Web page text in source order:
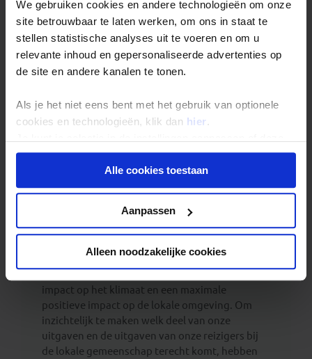
We gebruiken cookies en andere technologieën om onze
site betrouwbaar te laten werken, om ons in staat te
stellen statistische analyses uit te voeren en om u
relevante inhoud en gepersonaliseerde advertenties op
de site en andere kanalen te tonen.
Als je het niet eens bent met het gebruik van optionele
cookies en technologieën, klik dan hier .
onder aan de pagina op elk gewenst moment voor de
toekomst wijzigen.Alle cookies toestaan
Aanpassen
Alleen noodzakelijke cookies
Je vliegt vandaag naarBishkek, de hoofdstad van
je definitieve vluchtschema land je in de loop van de
chauffeur op je te wachten om je naar het eerste
Local Impact Score
impact op het klimaat en een maximale
positieve impact op de lokale omgeving. Om
inzichtelijk te maken welk deel van onze
uitgaven en de uitgaven van onze reizigers bij
de lokale gemeenschap terecht komt, hebben